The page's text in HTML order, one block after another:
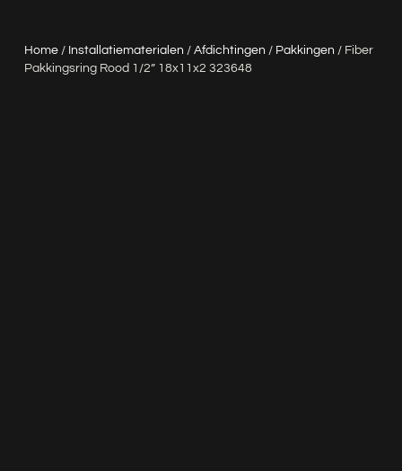
Home/ Installatiematerialen / Afdichtingen / Pakkingen / Fiber
Pakkingsring Rood 1/2” 18x11x2 323648